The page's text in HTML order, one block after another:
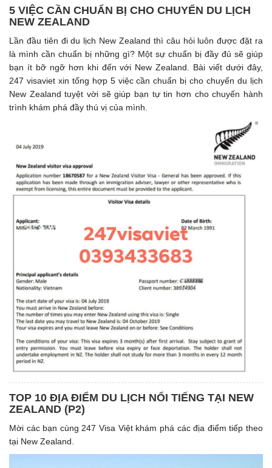
5 VIỆC CẦN CHUẨN BỊ CHO CHUYỂN DU LỊCH
NEW ZEALAND
Lần đầu tiên đi du lịch New Zealand thì câu hỏi luôn được đặt ra
là mình cần chuẩn bị những gì? Một sự chuẩn bị đầy đủ sẽ giúp
bạn ít bỡ ngỡ hơn khi đến với New Zealand. Bài viết dưới đây,
247 visaviet xin tổng hợp 5 việc cần chuẩn bị cho chuyến du lịch
New Zealand tuyệt vời sẽ giúp bạn tự tin hơn cho chuyến hành
trình khám phá đầy thú vị của mình.
TOP 10 ĐỊA ĐIỂM DU LỊCH NỔI TIẾNG TẠI NEW
ZEALAND (P2)
Mời các bạn cùng 247 Visa Việt khám phá các địa điểm tiếp theo
tại New Zealand.